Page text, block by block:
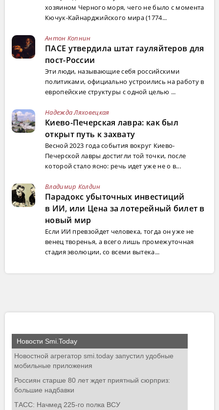
хозяином Черного моря, чего не было с момента
Кючук-Кайнарджийского мира (1774...
Антон Копнин
ПАСЕ утвердила штат гауляйтеров для
пост-России
Эти люди, называющие себя российскими
политиками, официально устроились на работу в
европейские структуры с одной целью ...
Надежда Ляховецкая
Киево-Печерская лавра: как был
открыт путь к захвату
Весной 2023 года события вокруг Киево-
Печерской лавры достигли той точки, после
которой стало ясно: речь идет уже не о в...
Владимир Колдин
Парадокс убыточных инвестиций
в ИИ, или Цена за лотерейный билет в
новый мир
Если ИИ превзойдет человека, тогда он уже не
венец творенья, а всего лишь промежуточная
стадия эволюции, со всеми вытека...